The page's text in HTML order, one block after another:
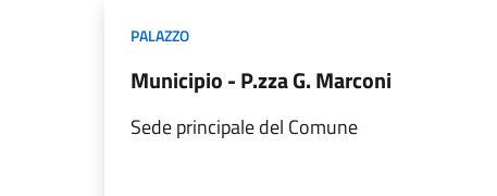
PALAZZO
Municipio - P.zza G. Marconi
Sede principale del Comune